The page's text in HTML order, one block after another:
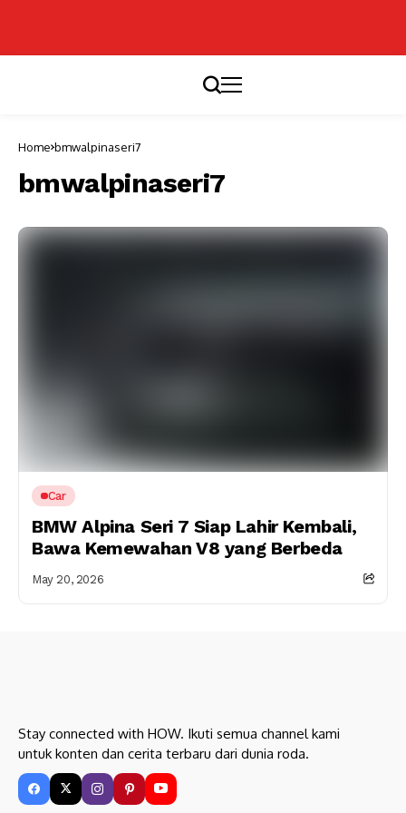
Home bmwalpinaseri7
bmwalpinaseri7
Car
BMW Alpina Seri 7 Siap Lahir Kembali,
Bawa Kemewahan V8 yang Berbeda
May 20, 2026
Stay connected with HOW. Ikuti semua channel kami
untuk konten dan cerita terbaru dari dunia roda.